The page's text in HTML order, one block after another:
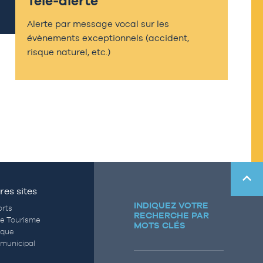
Alerte par message vocal sur les
évènements exceptionnels (accident,
risque naturel, etc.)
sites
Tourisme
INDIQUEZ VOTRE
RECHERCHE PAR
MOTS CLÉS